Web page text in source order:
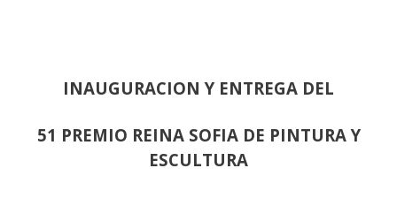
INAUGURACION Y ENTREGA DEL
51 PREMIO REINA SOFIA DE PINTURA Y
ESCULTURA